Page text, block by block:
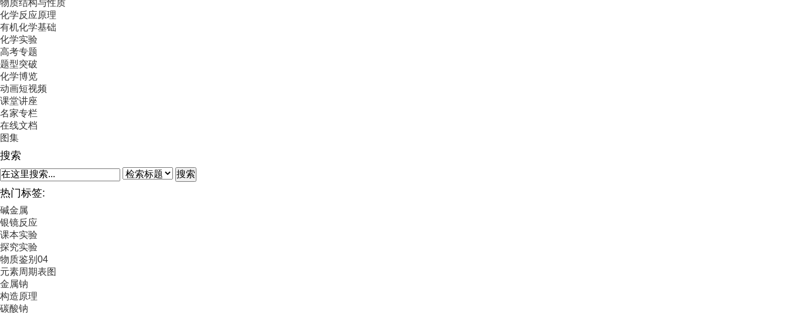
物质结构与性质
化学反应原理
有机化学基础
化学实验
高考专题
题型突破
化学博览
动画短视频
课堂讲座
名家专栏
在线文档
图集
搜索
搜索
热门标签:
碱金属
银镜反应
课本实验
探究实验
物质鉴别04
元素周期表图
金属钠
构造原理
碳酸钠